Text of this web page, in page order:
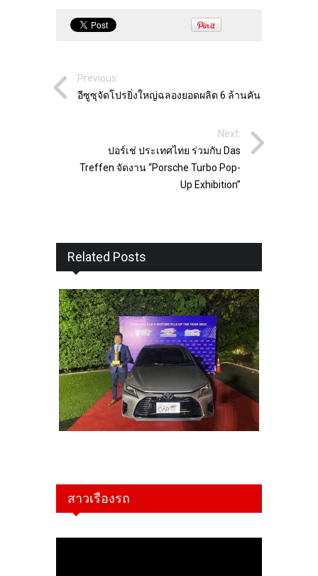
Previous:
อีซูซุจัดโปรยิ่งใหญ่ฉลองยอดผลิต 6 ล้านคัน
Next:
ปอร์เช่ ประเทศไทย ร่วมกับ Das
Treffen จัดงาน “Porsche Turbo Pop-
Up Exhibition”
Related Posts
สาวเรืองรถ